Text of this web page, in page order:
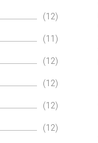
(12)
(11)
(12)
(12)
(12)
(12)